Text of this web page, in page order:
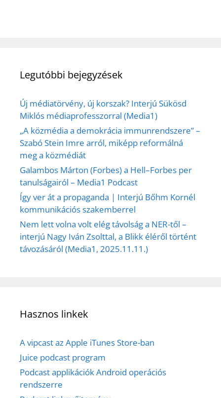
Legutóbbi bejegyzések
Új médiatörvény, új korszak? Interjú Sükösd
Miklós médiaprofesszorral (Media1)
„A közmédia a demokrácia immunrendszere” –
Szabó Stein Imre arról, miképp reformálná
meg a közmédiát
Galambos Márton (Forbes) a Hell–Forbes per
tanulságairól – Media1 Podcast
Így ver át a propaganda | Interjú Bőhm Kornél
kommunikációs szakemberrel
Nem lett volna volt elég távolság a NER-től –
interjú Nagy Iván Zsolttal, a Blikk éléről történt
távozásáról (Media1, 2025.11.11.)
Hasznos linkek
A vipcast az Apple iTunes Store-ban
Juice podcast program
Podcast applikációk Android operációs
rendszerre